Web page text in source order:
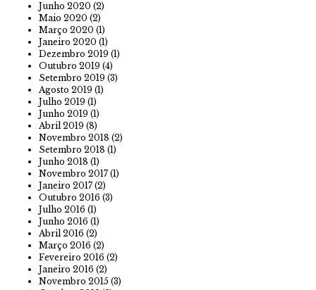
Junho 2020 (2)
Maio 2020 (2)
Março 2020 (1)
Janeiro 2020 (1)
Dezembro 2019 (1)
Outubro 2019 (4)
Setembro 2019 (3)
Agosto 2019 (1)
Julho 2019 (1)
Junho 2019 (1)
Abril 2019 (8)
Novembro 2018 (2)
Setembro 2018 (1)
Junho 2018 (1)
Novembro 2017 (1)
Janeiro 2017 (2)
Outubro 2016 (3)
Julho 2016 (1)
Junho 2016 (1)
Abril 2016 (2)
Março 2016 (2)
Fevereiro 2016 (2)
Janeiro 2016 (2)
Novembro 2015 (3)